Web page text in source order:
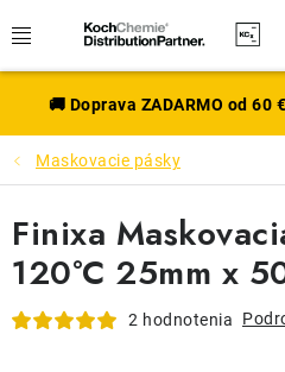
na
EXTERIÉR
DISKY A PNEU
INTERIÉR
PRÍSLUŠENSTVO
🚚 Doprava ZADARMO od 60
Maskovacie pásky
Finixa
120°C 25mm x
2 hodnotenia